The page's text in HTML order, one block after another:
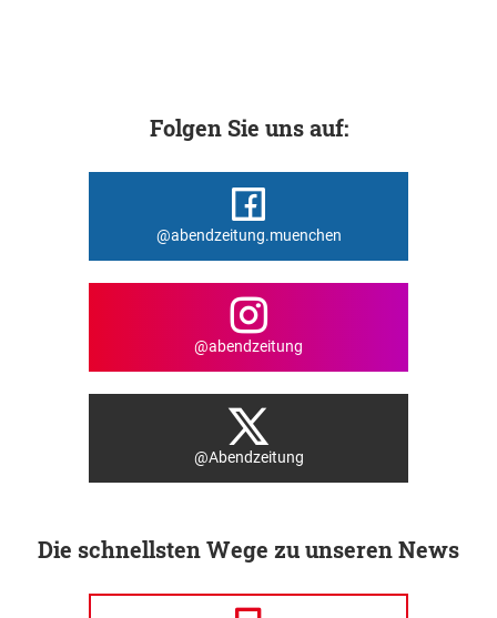
Folgen Sie uns auf:
@abendzeitung.muenchen
@abendzeitung
@Abendzeitung
Die schnellsten Wege zu unseren News